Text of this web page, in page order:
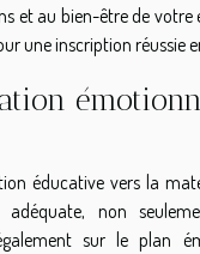
et au bien-être de votre
une inscription réussie
éducative vers la
adéquate, non
sur le plan